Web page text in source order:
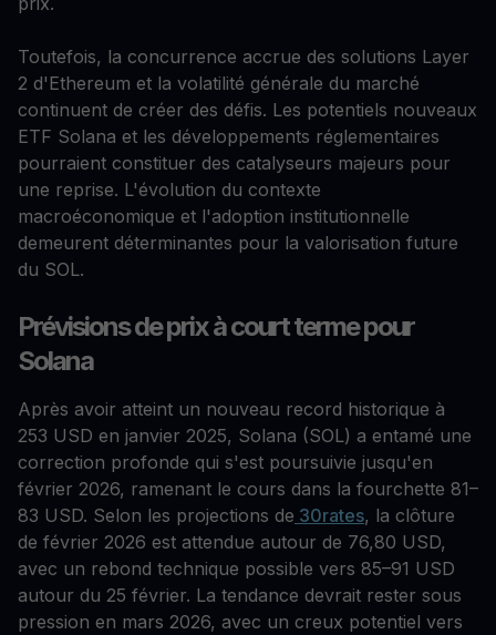
Toutefois, la concurrence accrue des solutions Layer
2 d'Ethereum et la volatilité générale du marché
continuent de créer des défis. Les potentiels nouveaux
ETF Solana et les développements réglementaires
pourraient constituer des catalyseurs majeurs pour
une reprise. L'évolution du contexte
macroéconomique et l'adoption institutionnelle
demeurent déterminantes pour la valorisation future
du SOL.
Prévisions de prix à court terme pour
Solana
Après avoir atteint un nouveau record historique à
253 USD en janvier 2025, Solana (SOL) a entamé une
correction profonde qui s'est poursuivie jusqu'en
février 2026, ramenant le cours dans la fourchette 81–
83 USD. Selon les projections de 30rates, la clôture
de février 2026 est attendue autour de 76,80 USD,
avec un rebond technique possible vers 85–91 USD
autour du 25 février. La tendance devrait rester sous
pression en mars 2026, avec un creux potentiel vers